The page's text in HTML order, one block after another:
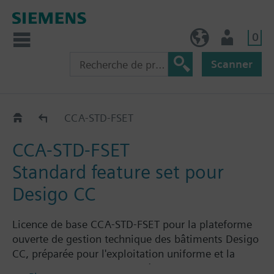
0
Scanner
Desigo CCCCA-STD-FSET
CCA-STD-FSET
Standard feature set pour
Desigo CC
Licence de base CCA-STD-FSET pour la plateforme
ouverte de gestion technique des bâtiments Desigo
CC, préparée pour l'exploitation uniforme et la
surveillance ou tous les systèmes techniques dans